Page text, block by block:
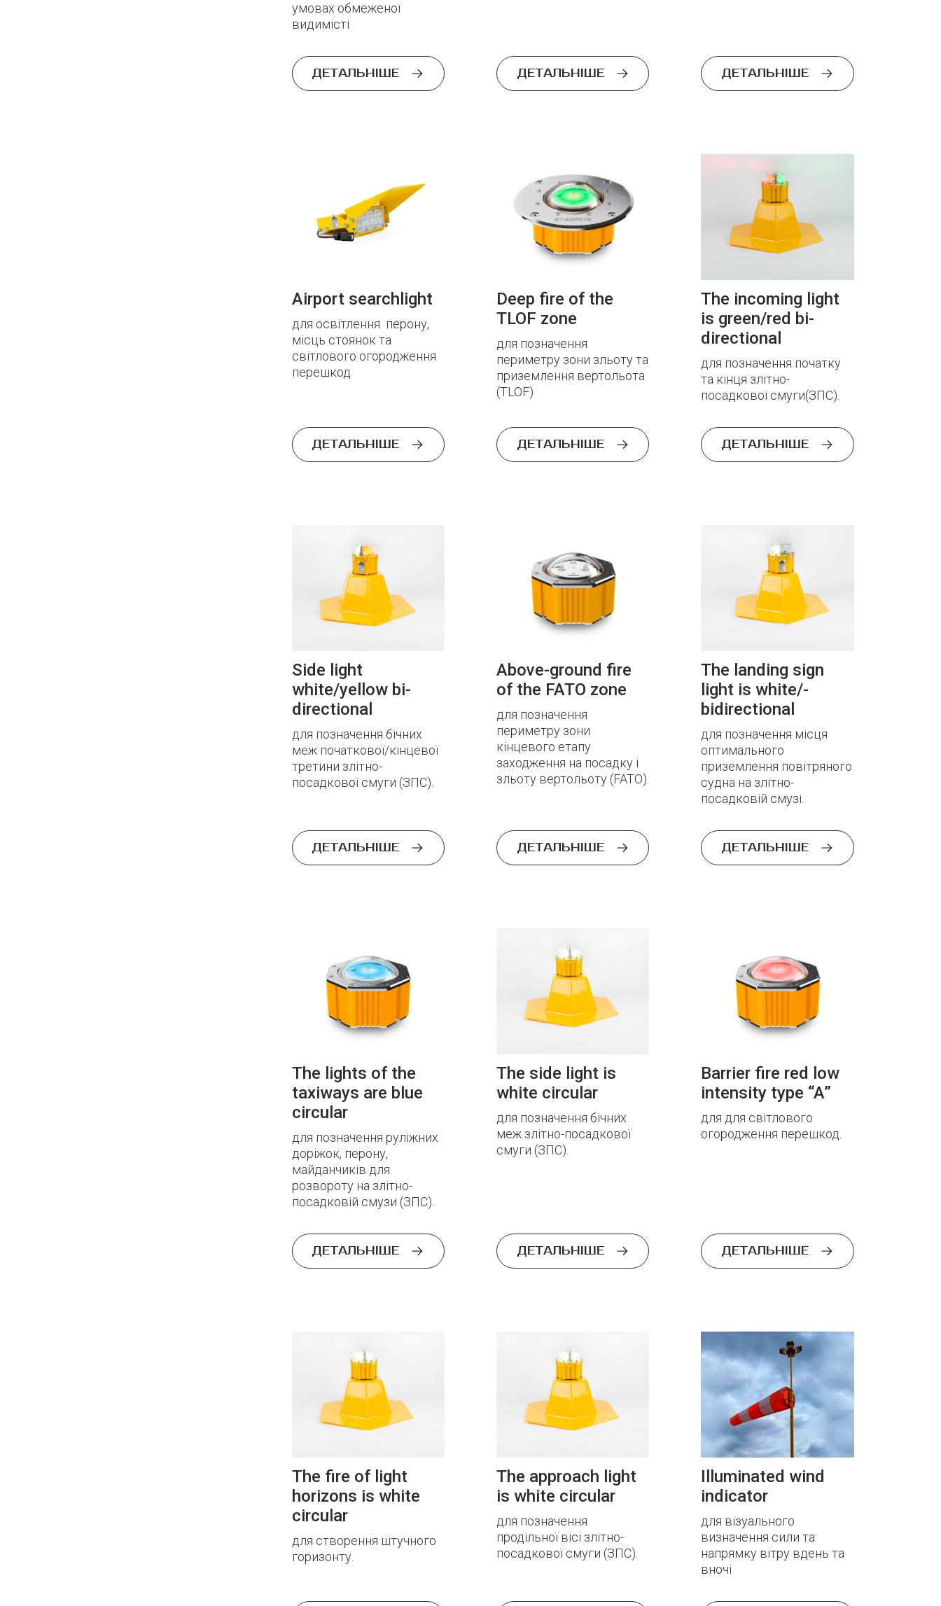
умовах обмеженої
видимісті
ДЕТАЛЬНІШЕ ДЕТАЛЬНІШЕ ДЕТАЛЬНІШЕ
Airport searchlight
для освітлення перону,
місць стоянок та
світлового огородження
перешкод
ДЕТАЛЬНІШЕ
Deep fire of the
TLOF zone
для позначення
периметру зони зльоту та
приземлення вертольота
(TLOF)
ДЕТАЛЬНІШЕ
The incoming light
is green/red bi-
directional
для позначення початку
та кінця злітно-
посадкової смуги(ЗПС).
ДЕТАЛЬНІШЕ
Side light
white/yellow bi-
directional
для позначення бічних
меж початкової/кінцевої
третини злітно-
посадкової смуги (ЗПС).
ДЕТАЛЬНІШЕ
Above-ground fire
of the FATO zone
для позначення
периметру зони
кінцевого етапу
заходження на посадку і
зльоту вертольоту (FATO).
ДЕТАЛЬНІШЕ
The landing sign
light is white/-
bidirectional
для позначення місця
оптимального
приземлення повітряного
судна на злітно-
посадковій смузі.
ДЕТАЛЬНІШЕ
The lights of the
taxiways are blue
circular
для позначення руліжних
доріжок, перону,
майданчиків для
розвороту на злітно-
посадковій смузи (ЗПС).
ДЕТАЛЬНІШЕ
The side light is
white circular
для позначення бічних
меж злітно-посадкової
смуги (ЗПС).
ДЕТАЛЬНІШЕ
Barrier fire red low
intensity type “A”
для для світлового
огородження перешкод.
ДЕТАЛЬНІШЕ
The fire of light
horizons is white
circular
для створення штучного
горизонту.
The approach light
is white circular
для позначення
продільної вісі злітно-
посадкової смуги (ЗПС).
Illuminated wind
indicator
для візуального
визначення сили та
напрямку вітру вдень та
вночі
Phone
E-mail
Message
Please enter an answer in digits:
16 − four =